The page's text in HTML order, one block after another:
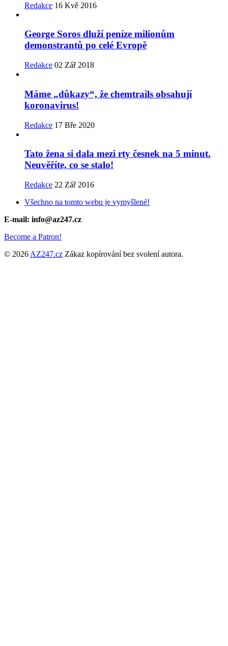
Redakce 16 Kvě 2016
George Soros dluží peníze milionům
demonstrantů po celé Evropě
Redakce 02 Zář 2018
Máme „důkazy“, že chemtrails obsahují
koronavirus!
Redakce 17 Bře 2020
Tato žena si dala mezi rty česnek na 5 minut.
Neuvěříte, co se stalo!
Redakce 22 Zář 2016
Všechno na tomto webu je vymyšlené!
E-mail: info@az247.cz
Become a Patron!
© 2026 AZ247.cz Zákaz kopírování bez svolení autora.